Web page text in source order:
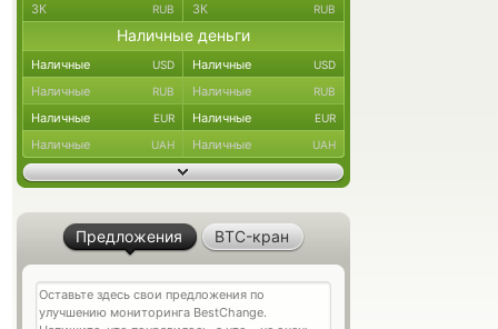
ЗК RUB ЗК RUB
Наличные деньги
Наличные USD Наличные USD
Наличные RUB Наличные RUB
Наличные EUR Наличные EUR
Наличные UAH Наличные UAH
Предложения BTC-кран